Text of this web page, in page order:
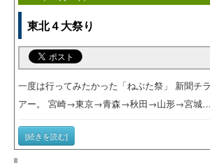
東北４大祭り
一度は行ってみたかった「ねぶた祭」 新聞チ
アー。 宮崎→東京→青森→秋田→山形→宮城…
[続きを読む]